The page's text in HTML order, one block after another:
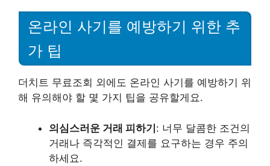
온라인 사기를 예방하기 위한 추
가 팁
더치트 무료조회 외에도 온라인 사기를 예방하기 위
해 유의해야 할 몇 가지 팁을 공유할게요.
의심스러운 거래 피하기: 너무 달콤한 조건의
거래나 즉각적인 결제를 요구하는 경우 주의
하세요.